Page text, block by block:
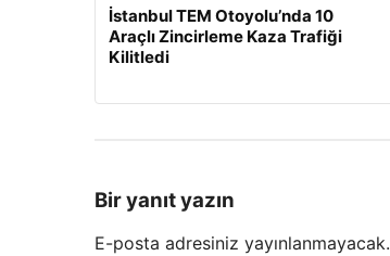
İstanbul TEM Otoyolu’nda 10
Araçlı Zincirleme Kaza Trafiği
Kilitledi
Bir yanıt yazın
E-posta adresiniz yayınlanmayacak.